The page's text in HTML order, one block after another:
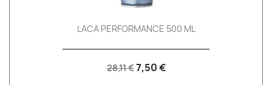
LACA PERFORMANCE 500 ML
28,11 €7,50 €